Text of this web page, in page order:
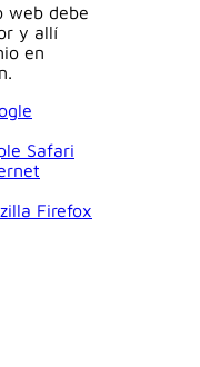
web debe
y allí
en
Safari
Firefox